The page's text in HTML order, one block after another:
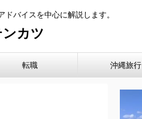
バイスを中心に解説します。
カツ
転職 沖縄旅行